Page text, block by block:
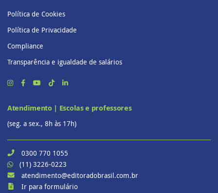
Política de Cookies
Política de Privacidade
Compliance
Transparência e igualdade de salários
Atendimento | Escolas e professores
(seg. a sex., 8h às 17h)
0300 770 1055
(11) 3226-0223
atendimento@editoradobrasil.com.br
Ir para formulário